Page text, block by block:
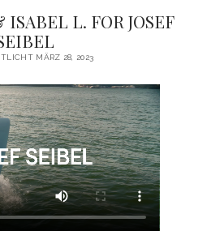
L. FOR JOSEF
MÄRZ 28, 2023